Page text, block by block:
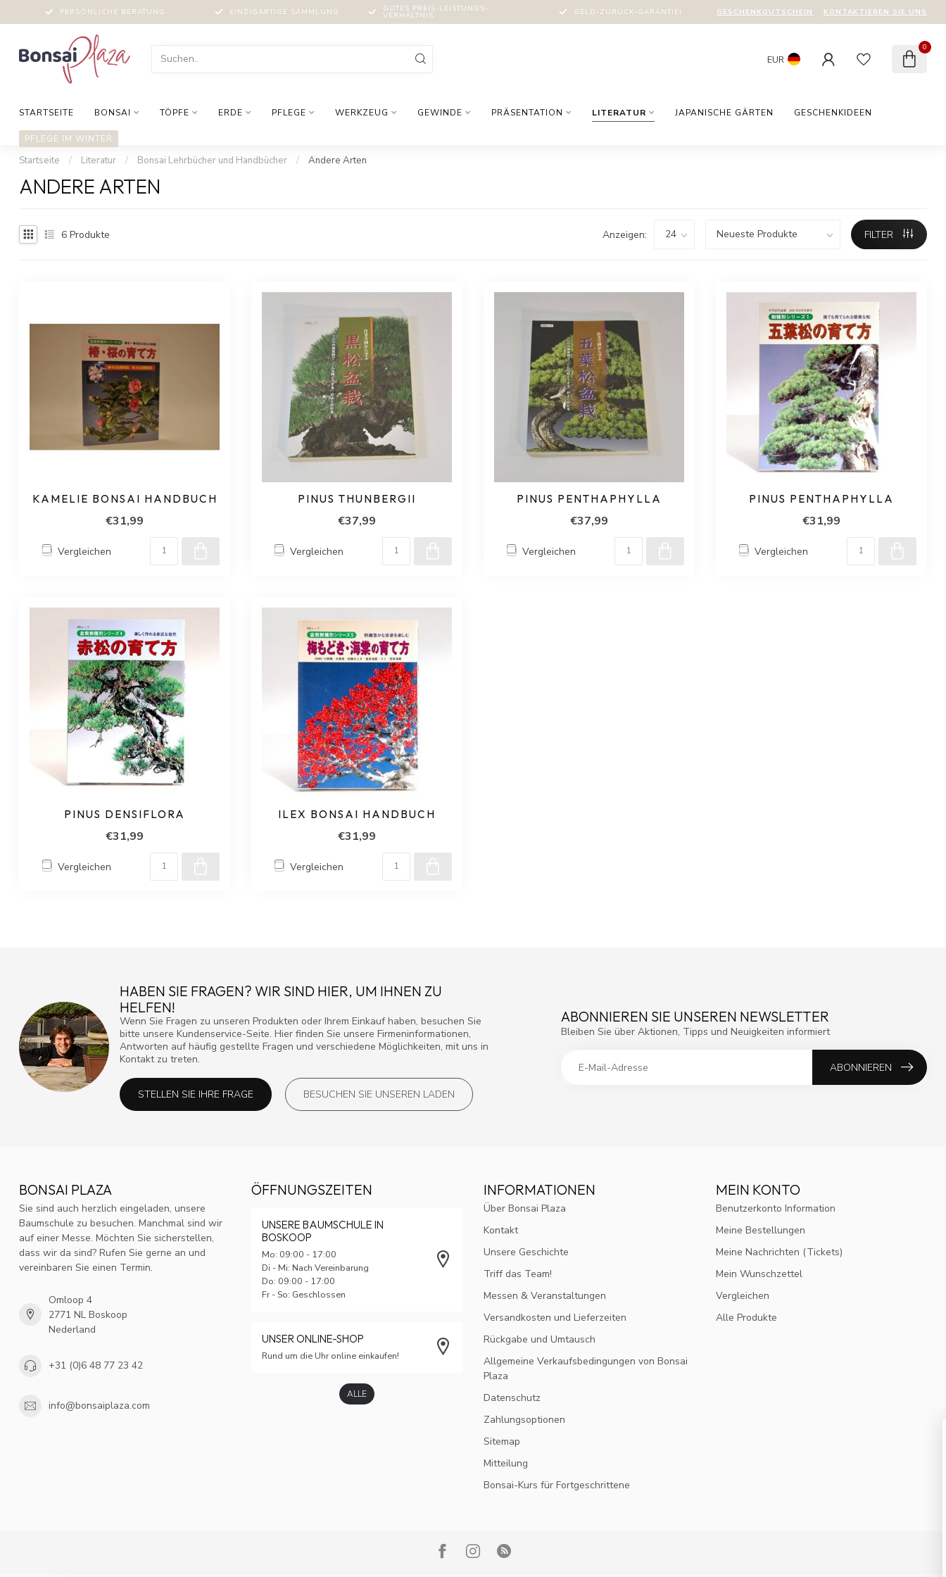
PERSÖNLICHE BERATUNG EINZIGARTIGE SAMMLUNG GUTES PREIS-LEISTUNGS-
VERHÄLTNIS GELD-ZURÜCK-GARANTIE! GESCHENKGUTSCHEIN KONTAKTIEREN SIE UNS
EUR
0
STARTSEITE BONSAI TÖPFE ERDE PFLEGE WERKZEUG GEWINDE PRÄSENTATION LITERATUR JAPANISCHE GÄRTEN GESCHENKIDEEN
PFLEGE IM WINTER
Startseite / Literatur / Bonsai Lehrbücher und Handbücher / Andere Arten
ANDERE ARTEN
6 Produkte Anzeigen: FILTER
KAMELIE BONSAI HANDBUCH
€31,99
Vergleichen
PINUS THUNBERGII
€37,99
Vergleichen
PINUS PENTHAPHYLLA
€37,99
Vergleichen
PINUS PENTHAPHYLLA
€31,99
Vergleichen
PINUS DENSIFLORA
€31,99
Vergleichen
ILEX BONSAI HANDBUCH
€31,99
Vergleichen
HABEN SIE FRAGEN? WIR SIND HIER, UM IHNEN ZU
HELFEN!
Wenn Sie Fragen zu unseren Produkten oder Ihrem Einkauf haben, besuchen Sie
bitte unsere Kundenservice-Seite. Hier finden Sie unsere Firmeninformationen,
Antworten auf häufig gestellte Fragen und verschiedene Möglichkeiten, mit uns in
Kontakt zu treten.
STELLEN SIE IHRE FRAGE BESUCHEN SIE UNSEREN LADEN
ABONNIEREN SIE UNSEREN NEWSLETTER
Bleiben Sie über Aktionen, Tipps und Neuigkeiten informiert
ABONNIEREN
BONSAI PLAZA
Sie sind auch herzlich eingeladen, unsere
Baumschule zu besuchen. Manchmal sind wir
auf einer Messe. Möchten Sie sicherstellen,
dass wir da sind? Rufen Sie gerne an und
vereinbaren Sie einen Termin.
Omloop 4
2771 NL Boskoop
Nederland
+31 (0)6 48 77 23 42
info@bonsaiplaza.com
ÖFFNUNGSZEITEN
UNSERE BAUMSCHULE IN
BOSKOOP
Mo: 09:00 - 17:00
Di - Mi: Nach Vereinbarung
Do: 09:00 - 17:00
Fr - So: Geschlossen
UNSER ONLINE-SHOP
Rund um die Uhr online einkaufen!
ALLE
INFORMATIONEN
Über Bonsai Plaza
Kontakt
Unsere Geschichte
Triff das Team!
Messen & Veranstaltungen
Versandkosten und Lieferzeiten
Rückgabe und Umtausch
Allgemeine Verkaufsbedingungen von Bonsai
Plaza
Datenschutz
Zahlungsoptionen
Sitemap
Mitteilung
Bonsai-Kurs für Fortgeschrittene
MEIN KONTO
Benutzerkonto Information
Meine Bestellungen
Meine Nachrichten (Tickets)
Mein Wunschzettel
Vergleichen
Alle Produkte